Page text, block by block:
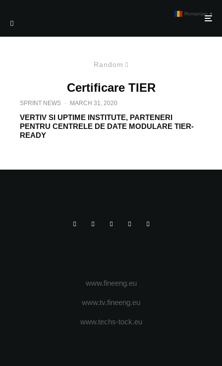
Random
Certificare TIER
SPRINT NEWS · MARCH 31, 2020
VERTIV SI UPTIME INSTITUTE, PARTENERI
PENTRU CENTRELE DE DATE MODULARE TIER-
READY
www.fineeng.eu
www.tv.fineeng.eu
www.techs-tock.eu
Romanian ▼